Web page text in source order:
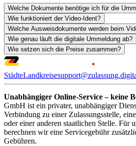
Welche Dokumente benötige ich für die
Wie funktioniert der Video-Ident?
Welche Ausweisdokumente werden beim
Wie genau läuft die digitale Ummeldung ab?
Wie setzen sich die Preise zusammen?
StädteLandkreise
Unabhängiger Online-Service – keine
GmbH ist ein privater, unabhängiger
Verbindung zu einer Zulassungsstelle,
oder einer anderen staatlichen Stelle. Für
berechnen wir eine Servicegebühr
Gebühren.